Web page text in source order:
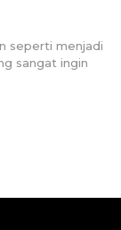
seperti menjadi
sangat ingin